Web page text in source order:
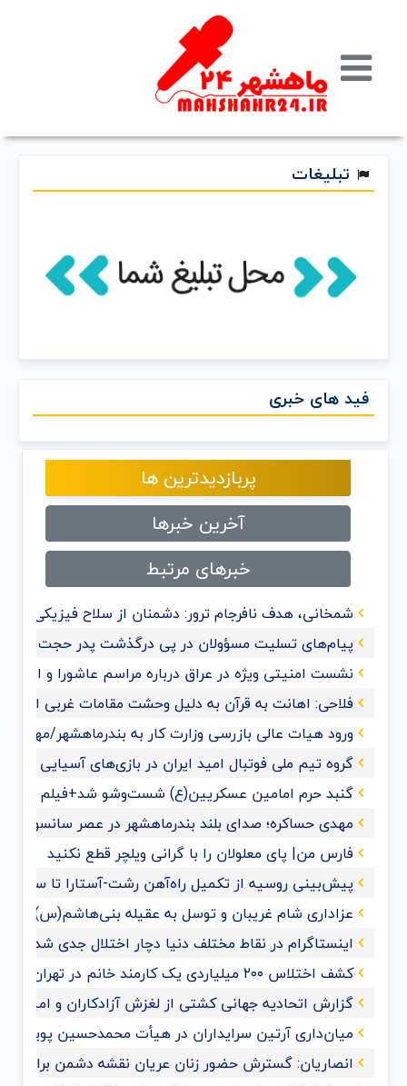
تبلیغات
فید های خبری
پربازدیدترین ها
آخرین خبرها
خبرهای مرتبط
شمخانی، هدف نافرجام ترور: دشمنان از سلاح فیزیکی
پیام‌های تسلیت مسؤولان در پی درگذشت پدر
نشست امنیتی ویژه در عراق درباره مراسم عاشورا و
فلاحی: اهانت به قرآن‌ به دلیل وحشت مقامات غربی از
ورود هیات عالی بازرسی وزارت کار به بندرماهشهر/مهدی
گروه تیم ملی فوتبال امید ایران در بازی‌های آسیایی
گنبد حرم امامین عسکریین(ع) شست‌وشو شد+فیلم و
مهدی حساکره؛ صدای بلند بندرماهشهر در عصر سانسور و
فارس من| پای معلولان را با گرانی ویلچر قطع نکنید
پیش‌بینی روسیه از تکمیل راه‌آهن رشت-آستارا تا سال ‌۲۰۲۸
عزاداری شام غریبان و توسل به عقیله بنی‌هاشم(س) با
اینستاگرام در نقاط مختلف دنیا دچار اختلال جدی شد
کشف اختلاس ۲۰۰ میلیاردی یک کارمند خانم در تهران
گزارش اتحادیه جهانی کشتی از لغزش آزادکاران و
میان‌داری آرتین سرایداران در هیأت محمدحسین
انصاریان: گسترش حضور زنان عریان نقشه دشمن برای